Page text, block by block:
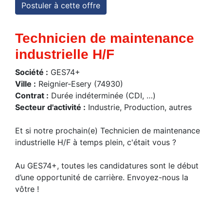
Postuler à cette offre
Technicien de maintenance
industrielle H/F
Société : GES74+
Ville : Reignier-Esery (74930)
Contrat : Durée indéterminée (CDI, …)
Secteur d'activité : Industrie, Production, autres
Et si notre prochain(e) Technicien de maintenance
industrielle H/F à temps plein, c'était vous ?
Au GES74+, toutes les candidatures sont le début
d’une opportunité de carrière. Envoyez-nous la
vôtre !